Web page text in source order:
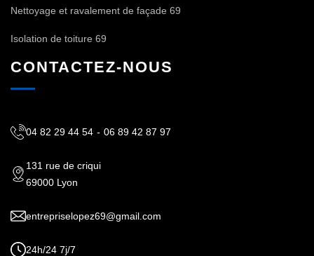
Nettoyage et ravalement de façade 69
Isolation de toiture 69
CONTACTEZ-NOUS
04 82 29 44 54 - 06 89 42 87 97
131 rue de criqui
69000 Lyon
entrepriselopez69@gmail.com
24h/24 7j/7